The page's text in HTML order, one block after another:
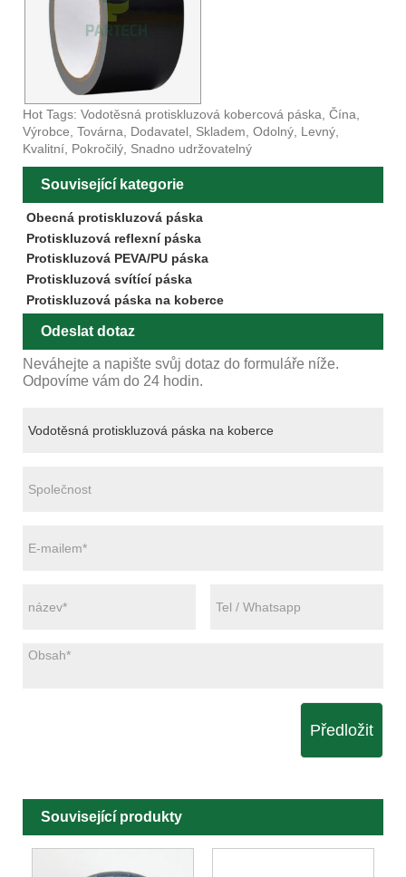
Hot Tags: Vodotěsná protiskluzová kobercová páska, Čína,
Výrobce, Továrna, Dodavatel, Skladem, Odolný, Levný,
Kvalitní, Pokročilý, Snadno udržovatelný
Související kategorie
Obecná protiskluzová páska
Protiskluzová reflexní páska
Protiskluzová PEVA/PU páska
Protiskluzová svítící páska
Protiskluzová páska na koberce
Odeslat dotaz
Neváhejte a napište svůj dotaz do formuláře níže.
Odpovíme vám do 24 hodin.
Předložit
Související produkty